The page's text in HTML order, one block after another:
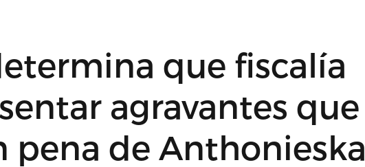
que fiscalía
agravantes que
pena de Anthonieska